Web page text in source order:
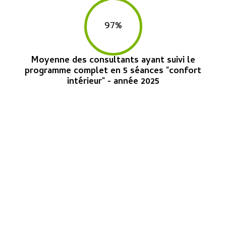
97%
Moyenne des consultants ayant suivi le
programme complet en 5 séances "confort
intérieur" - année 2025